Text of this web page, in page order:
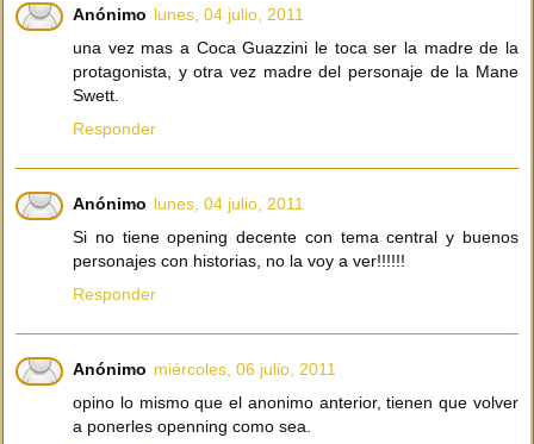
Anónimo lunes, 04 julio, 2011
una vez mas a Coca Guazzini le toca ser la madre de la
protagonista, y otra vez madre del personaje de la Mane
Swett.
Responder
Anónimo lunes, 04 julio, 2011
Si no tiene opening decente con tema central y buenos
personajes con historias, no la voy a ver!!!!!!
Responder
Anónimo miércoles, 06 julio, 2011
opino lo mismo que el anonimo anterior, tienen que volver
a ponerles openning como sea.